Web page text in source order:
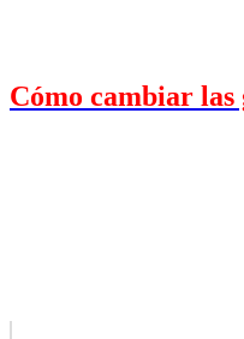
Cómo cambiar